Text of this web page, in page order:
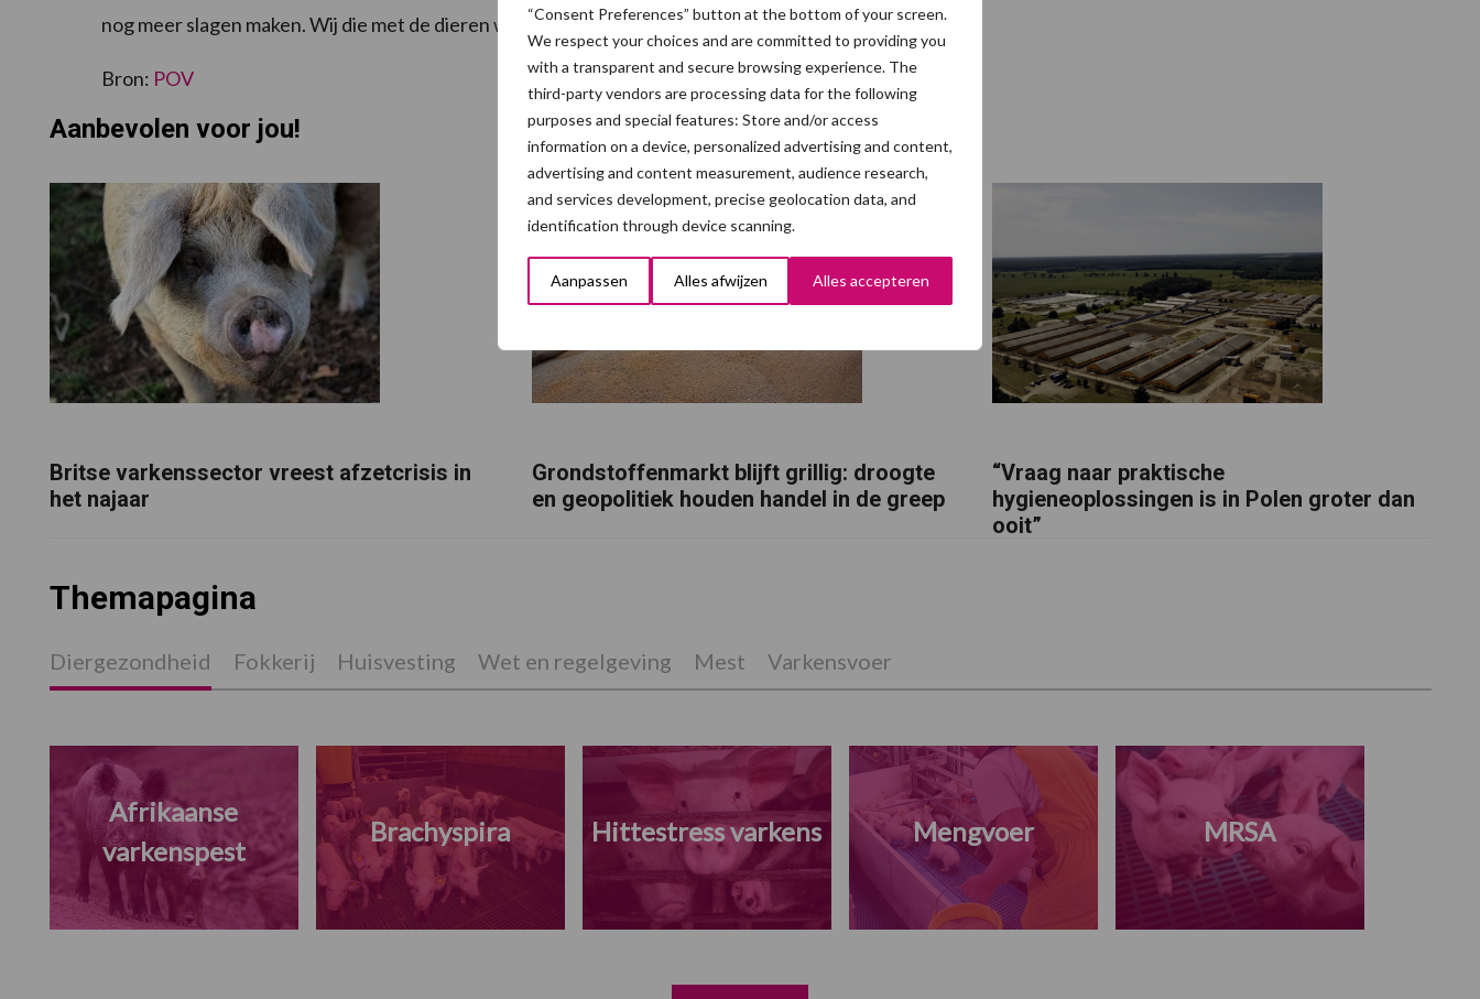
“Consent Preferences” button at the bottom of your screen.
We respect your choices and are committed to providing you
with a transparent and secure browsing experience. The
third-party vendors are processing data for the following
purposes and special features: Store and/or access
information on a device, personalized advertising and content,
advertising and content measurement, audience research,
and services development, precise geolocation data, and
identification through device scanning.
Aanpassen Alles afwijzen Alles accepteren
nog meer slagen maken. Wij die met de dieren werken kunnen niet wachten.
Bron: POV
Aanbevolen voor jou!
Britse varkenssector vreest afzetcrisis in
het najaar
Grondstoffenmarkt blijft grillig: droogte
en geopolitiek houden handel in de greep
“Vraag naar praktische
hygieneoplossingen is in Polen groter dan
ooit”
Themapagina
Diergezondheid Fokkerij Huisvesting Wet en regelgeving Mest Varkensvoer
Afrikaanse
varkenspest
Brachyspira Hittestress varkens Mengvoer MRSA